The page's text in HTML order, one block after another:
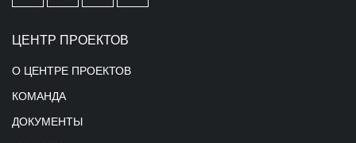
ЦЕНТР ПРОЕКТОВ
О ЦЕНТРЕ ПРОЕКТОВ
КОМАНДА
ДОКУМЕНТЫ